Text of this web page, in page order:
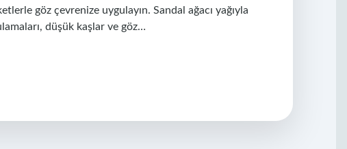
göz çevrenize uygulayın. Sandal ağacı yağıyla
düşük kaşlar ve göz…